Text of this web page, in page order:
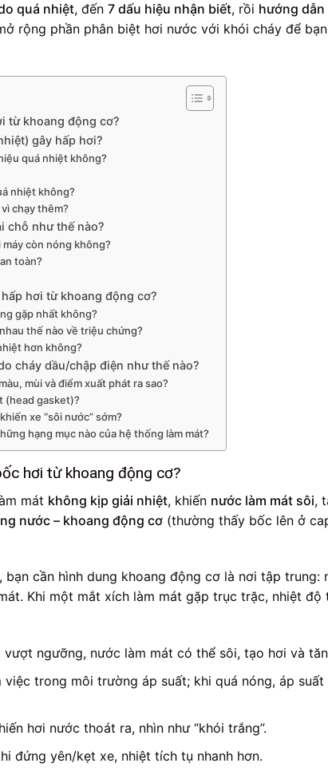
quá nhiệt, đến 7 dấu hiệu nhận biết, rồi hướng dẫn
rộng phần phân biệt hơi nước với khói cháy để bạn
từ khoang động cơ?
gây hấp hơi?
quá nhiệt không?
nhiệt không?
chạy thêm?
chỗ như thế nào?
còn nóng không?
toàn?
hơi từ khoang động cơ?
gặp nhất không?
thế nào về triệu chứng?
hơn không?
cháy dầu/chập điện như thế nào?
mùi và điểm xuất phát ra sao?
(head gasket)?
xe “sôi nước” sớm?
hạng mục nào của hệ thống làm mát?
hơi từ khoang động cơ?
mát không kịp giải nhiệt, khiến nước làm mát sôi,
nước – khoang động cơ (thường thấy bốc lên ở
cần hình dung khoang động cơ là nơi tập trung:
Khi một mắt xích làm mát gặp trục trặc, nhiệt độ
vượt ngưỡng, nước làm mát có thể sôi, tạo hơi và
việc trong môi trường áp suất; khi quá nóng, áp suất
hơi nước thoát ra, nhìn như “khói trắng”.
đứng yên/kẹt xe, nhiệt tích tụ nhanh hơn.